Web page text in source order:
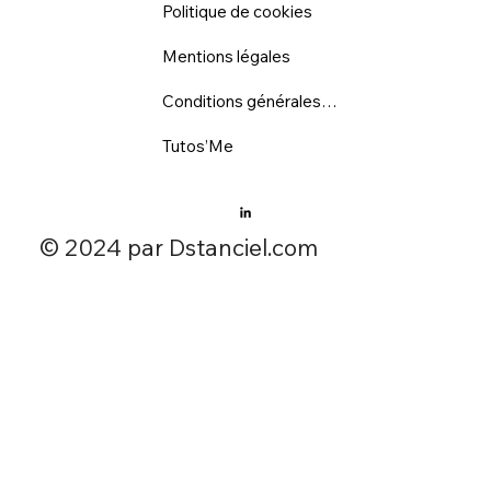
​© 2024 par Dstanciel.com
Politique de cookies
Mentions légales
Conditions générales d'utilisation
Tutos’Me